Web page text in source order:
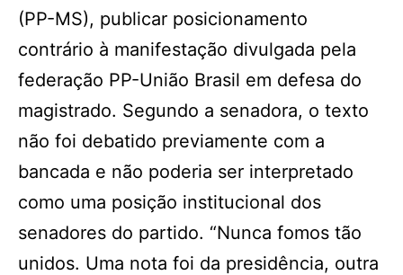
(PP-MS), publicar posicionamento
contrário à manifestação divulgada pela
federação PP-União Brasil em defesa do
magistrado. Segundo a senadora, o texto
não foi debatido previamente com a
bancada e não poderia ser interpretado
como uma posição institucional dos
senadores do partido. “Nunca fomos tão
unidos. Uma nota foi da presidência, outra